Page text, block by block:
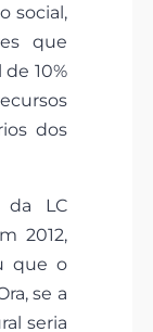
social,
que
10%
dos
da LC
2012,
que o
se a
seria